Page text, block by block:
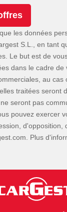
les données
S.L., en tant
Le but est de
dans le cadre de
au cas
traitées seront
seront pas
pouvez exercer
d'opposition,
. Plus